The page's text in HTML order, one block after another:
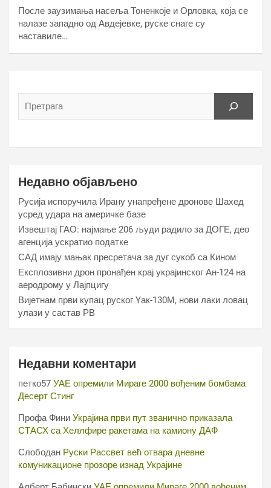
После заузимања насеља Тоненкоје и Орловка, која се
налазе западно од Авдејевке, руске снаге су
наставиле…
Недавно објављено
Русија испоручила Ирану унапређене дронове Шахед
усред удара на америчке базе
Извештај ГАО: најмање 206 људи радило за ДОГЕ, део
агенција ускратио податке
САД имају мањак пресретача за дуг сукоб са Кином
Експлозивни дрон пронађен крај украјинског Ан-124 на
аеродрому у Лајпцигу
Вијетнам први купац руског Yак-130М, нови лаки ловац
улази у састав РВ
Недавни коментари
петко57 УАЕ опремили Мираге 2000 вођеним бомбама
Десерт Стинг
Профа Фини Украјина први пут званично приказала
СТАСХ са Хеллфире ракетама на камиону ДАФ
Слободан Руски Рассвет већ отвара дневне
комуникационе прозоре изнад Украјине